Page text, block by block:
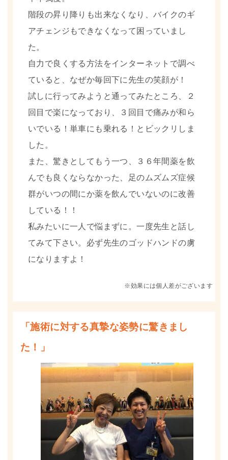
階段の昇り降りも出来なくなり、バイクのギ
アチェンジもできなくなって困っていまし
た。
自力で良くする方法をインターネットで調べ
ていると、なぜか毎回下に先生の笑顔が！
試しに行ってみようと通ってみたところ、２
回目で楽になっており、３回目で痛みが和ら
いでいる！単車にも乗れる！とビックリしま
した。
また、驚きとしてもう一つ、３６年間薬を飲
んでも良くならなかった、足のムズムズ症候
群がいつの間にか薬を飲んでいないのに改善
している！！
私みたいに一人で悩まずに。一度先生と話し
てみて下さい。必ず先生のゴッドハンドの虜
になりますよ！
※効果には個人差がございます
「施術に対する真摯な姿勢に驚きまし
た！」